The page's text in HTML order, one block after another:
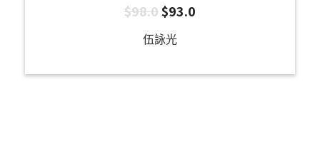
$98.0$93.0
伍詠光